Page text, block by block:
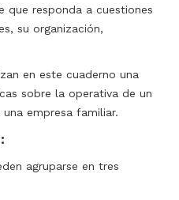
que responda a cuestiones
su organización,
en este cuaderno una
sobre la operativa de un
una empresa familiar.
agruparse en tres